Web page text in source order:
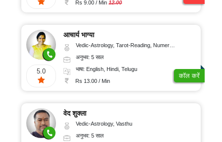
Rs 9.00 / Min12.00
5.0
आचार्य भाग्या
Vedic-Astrology, Tarot-Reading, Numerology, Vasthu, Prashna-Kundali
अनुभव: 5 साल
भाषा: English, Hindi, Telugu
Rs 13.00 / Min
कॉल करें
वेद शुक्ला
Vedic-Astrology, Vasthu
अनुभव: 5 साल